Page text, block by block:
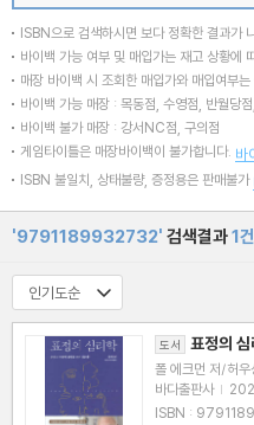
ISBN으로 검색하시면 보다 정확한 결과가
바이백 가능 여부 및 매입가는 재고 상황에
매장 바이백 시 조회한 매입가와 매입여부
바이백 가능 매장 : 목동점, 수영점, 반월당
바이백 불가 매장 : 강서NC점, 구의점
게임타이틀은 매장바이백이 불가합니다. 바
ISBN 불일치, 상태불량, 증정용은 판매불가
'9791189932732' 검색결과1건
도서 표정의
폴 에크먼 저/허우
바다출판사 |